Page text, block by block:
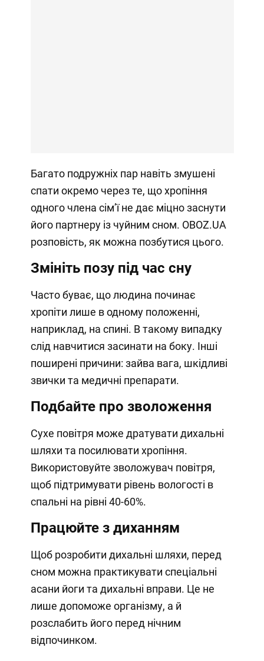
Багато подружніх пар навіть змушені
спати окремо через те, що хропіння
одного члена сімʼї не дає міцно заснути
його партнеру із чуйним сном. OBOZ.UA
розповість, як можна позбутися цього.
Змініть позу під час сну
Часто буває, що людина починає
хропіти лише в одному положенні,
наприклад, на спині. В такому випадку
слід навчитися засинати на боку. Інші
поширені причини: зайва вага, шкідливі
звички та медичні препарати.
Подбайте про зволоження
Сухе повітря може дратувати дихальні
шляхи та посилювати хропіння.
Використовуйте зволожувач повітря,
щоб підтримувати рівень вологості в
спальні на рівні 40-60%.
Працюйте з диханням
Щоб розробити дихальні шляхи, перед
сном можна практикувати спеціальні
асани йоги та дихальні вправи. Це не
лише допоможе організму, а й
розслабить його перед нічним
відпочинком.